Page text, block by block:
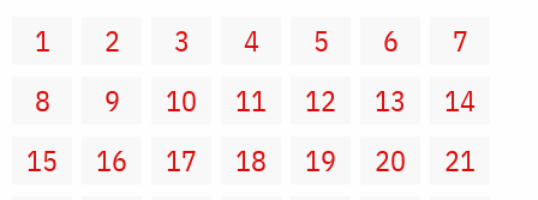
1 2 3 4 5 6
7
8
9 10 11 12 13
14
15
16 17 18 19 20
21